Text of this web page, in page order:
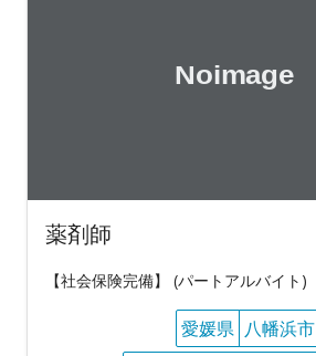
薬剤師
【社会保険完備】 (パートアルバイト)
愛媛県 八幡浜市